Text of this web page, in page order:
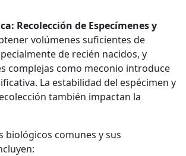
Recolección de Especímenes y
volúmenes suficientes de
de recién nacidos, y
complejas como meconio introduce
La estabilidad del espécimen y
también impactan la
biológicos comunes y sus